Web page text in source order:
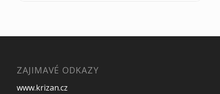
ZAJIMAVÉ ODKAZY
www.krizan.cz